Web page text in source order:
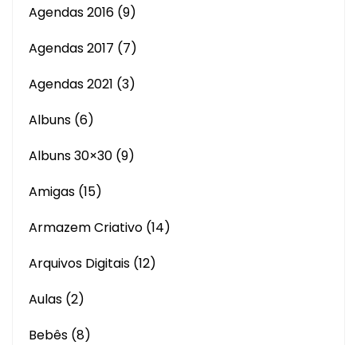
Agendas 2016 (9)
Agendas 2017 (7)
Agendas 2021 (3)
Albuns (6)
Albuns 30×30 (9)
Amigas (15)
Armazem Criativo (14)
Arquivos Digitais (12)
Aulas (2)
Bebês (8)